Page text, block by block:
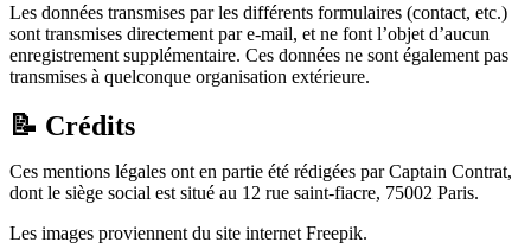
Les données transmises par les différents formulaires (contact, etc.)
sont transmises directement par e-mail, et ne font l’objet d’aucun
enregistrement supplémentaire. Ces données ne sont également pas
transmises à quelconque organisation extérieure.
📝 Crédits
Ces mentions légales ont en partie été rédigées par Captain Contrat,
dont le siège social est situé au 12 rue saint-fiacre, 75002 Paris.
Les images proviennent du site internet Freepik.